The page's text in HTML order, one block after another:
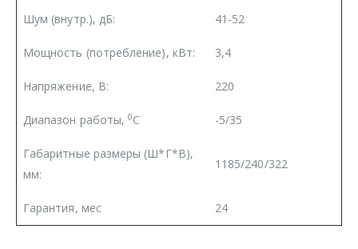
Шум (внутр.), дБ: 41-52
Мощность (потребление), кВт: 3,4
Напряжение, В: 220
Диапазон работы,0С -5/35
Габаритные размеры (Ш*Г*В),
мм:
1185/240/322
Гарантия, мес 24